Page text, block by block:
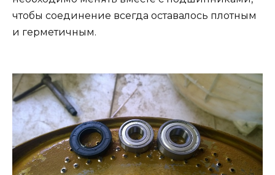
чтобы соединение всегда оставалось плотным
и герметичным.